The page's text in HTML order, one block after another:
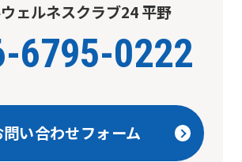
ェルネスクラブ24 平野
6795-0222
問い合わせフォーム
if
you
use
translation